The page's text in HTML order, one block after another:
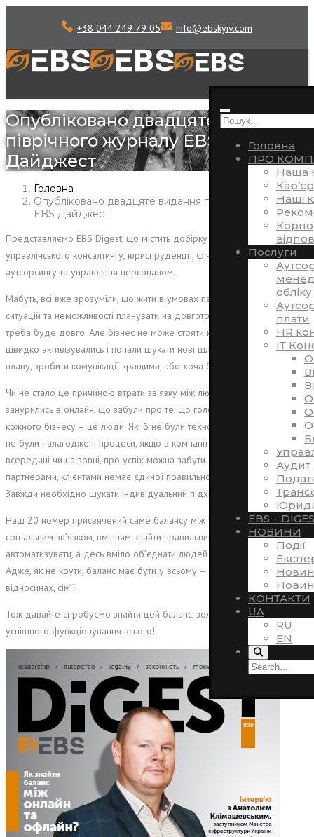
+38 044 249 79 05 info@ebskyiv.com
Головна
ПРО
Наша
Наші
Послуги
обліку
плати
HR
ІТ
Аудит
EBS –
НОВИНИ
Події
КОНТАКТИ
UA
RU
EN
Опубліковано двадцяте видання
піврічного журналу EBS
Дайджест
Головна
Опубліковано двадцяте видання піврічного журналу
EBS Дайджест
Представляємо EBS Digest, що містить добірку статей в рамках
управлінського консалтингу, юриспруденції, фінансів, бухгалтерського
аутсорсингу та управління персоналом.
Мабуть, всі вже зрозуміли, що жити в умовах пандемії, невизначених
ситуацій та неможливості планувати на довготривалий час, нам ще
треба буде довго. Але бізнес не може стояти на місці. Компанії дуже
швидко активізувались і почали шукати нові шляхи втриматися на
плаву, зробити комунікації кращими, або хоча б взагалі можливими.
Чи не стало це причиною втрати зв’язку між людьми? Всі настільки
занурились в онлайн, що забули про те, що головна складова чи не
кожного бізнесу – це люди. Які б не були технології, як би правильно
не були налагоджені процеси, якщо в компанії є проблеми з людьми:
всередині чи на зовні, про успіх можна забути. З персоналом,
партнерами, клієнтами немає єдиної правильної схеми комунікацій.
Завжди необхідно шукати індивідуальний підхід до кожного.
Наш 20 номер присвячений саме балансу між технологіями та
соціальним зв’язком, вмінням знайти правильний підхід, вчасно
автоматизувати, а десь вміло об’єднати людей задля спільної мети.
Адже, як не крути, баланс має бути у всьому – бізнесі, природі,
відносинах, сім’ї.
Тож давайте спробуємо знайти цей баланс, золоту середину
успішного функціонування всього!